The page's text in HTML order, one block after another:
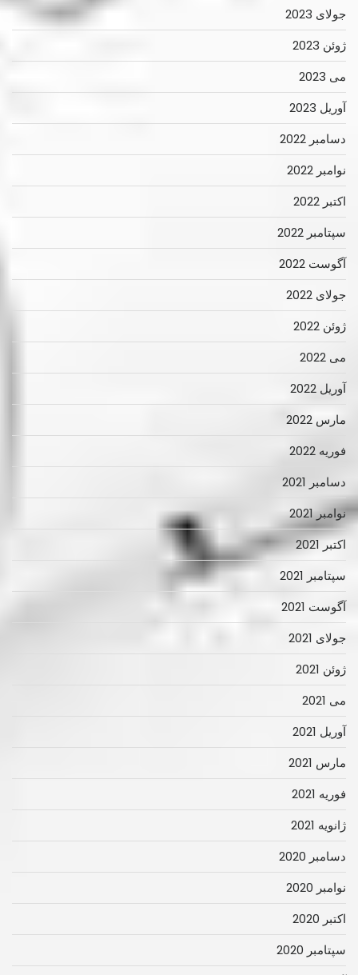
جولای 2023
ژوئن 2023
می 2023
آوریل 2023
دسامبر 2022
نوامبر 2022
اکتبر 2022
سپتامبر 2022
آگوست 2022
جولای 2022
ژوئن 2022
می 2022
آوریل 2022
مارس 2022
فوریه 2022
دسامبر 2021
نوامبر 2021
اکتبر 2021
سپتامبر 2021
آگوست 2021
جولای 2021
ژوئن 2021
می 2021
آوریل 2021
مارس 2021
فوریه 2021
ژانویه 2021
دسامبر 2020
نوامبر 2020
اکتبر 2020
سپتامبر 2020